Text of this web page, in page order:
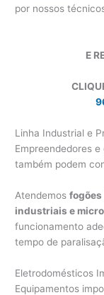
por nossos
E
Linha Industrial e
Empreendedores
também podem
Atendemos
industriais e
funcionamento
tempo de
Eletrodomésticos
Equipamentos